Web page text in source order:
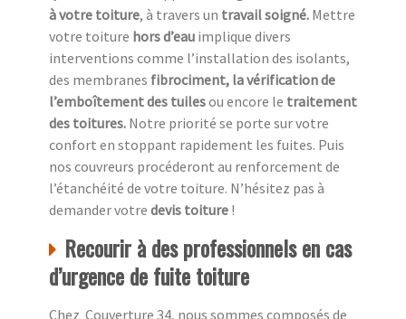
à votre toiture, à travers un travail soigné. Mettre
votre toiture hors d’eau implique divers
interventions comme l’installation des isolants,
des membranes fibrociment, la vérification de
l’emboîtement des tuilesou encore le traitement
des toitures. Notre priorité se porte sur votre
confort en stoppant rapidement les fuites. Puis
nos couvreurs procéderont au renforcement de
l’étanchéité de votre toiture. N’hésitez pas à
demander votre devis toiture !
Recourir à des professionnels en cas
d’urgence de fuite toiture
Chez Couverture 34, nous sommes composés de